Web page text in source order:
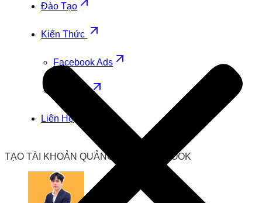
Đào Tạo
Kiến Thức
Facebook Ads
Zalo Ads
Liên Hệ
TẠO TÀI KHOẢN QUẢNG CÁO FACEBOOK